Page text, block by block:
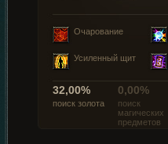
Очарование
Усиленный щит
32,00%
поиск золота
0,00%
поиск
магических
предметов